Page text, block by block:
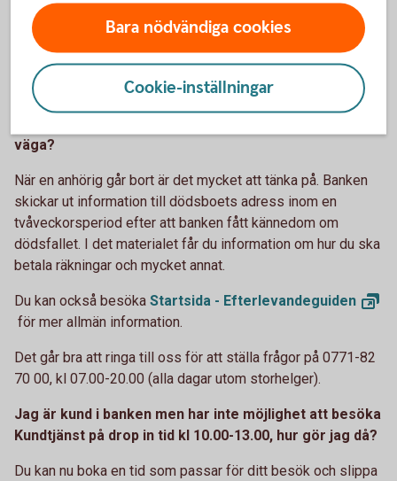
gjort en polisanmälan. Du kan också boka en tid via din
internetbank eller app för att få hjälp på kontoret.
Vid pågående bedrägeri – ring vårt akutnummer: 08-
411 10 11.
väga?
När en anhörig går bort är det mycket att tänka på. Banken
skickar ut information till dödsboets adress inom en
tvåveckorsperiod efter att banken fått kännedom om
dödsfallet. I det materialet får du information om hur du ska
betala räkningar och mycket annat.
Du kan också besöka Startsida - Efterlevandeguiden
för mer allmän information.
Det går bra att ringa till oss för att ställa frågor på 0771-82
70 00, kl 07.00-20.00 (alla dagar utom storhelger).
Jag är kund i banken men har inte möjlighet att besöka
Kundtjänst på drop in tid kl 10.00-13.00, hur gör jag då?
Du kan nu boka en tid som passar för ditt besök och slippa
Bara nödvändiga cookies
Cookie-inställningar